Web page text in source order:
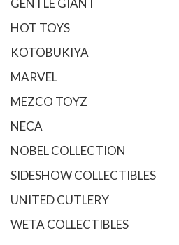
HOT TOYS
KOTOBUKIYA
MARVEL
MEZCO TOYZ
NECA
NOBEL COLLECTION
SIDESHOW COLLECTIBLES
UNITED CUTLERY
WETA COLLECTIBLES